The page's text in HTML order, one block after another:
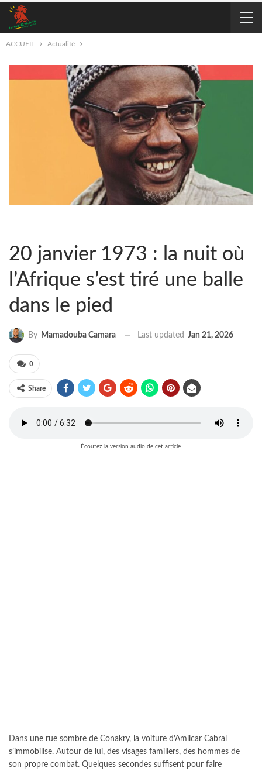
ACCUEIL Actualité
20 janvier 1973 : la nuit où
l’Afrique s’est tiré une balle
dans le pied
By Mamadouba Camara Last updated Jan 21, 2026
0
Share
Écoutez la version audio de cet article.
Dans une rue sombre de Conakry, la voiture d’Amílcar Cabral
s’immobilise. Autour de lui, des visages familiers, des hommes de
son propre combat. Quelques secondes suffisent pour faire